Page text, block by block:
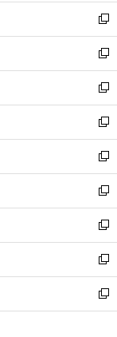
く
で
開
く
ン
ド
ウ
で
開
く
し
い
ウ
ィ
ン
ド
ウ
で
開
く
新
し
い
ウ
ィ
ン
ド
ウ
で
開
く
新
し
い
ウ
ィ
ン
ド
ウ
で
開
く
新
し
い
ウ
ィ
ン
ド
ウ
で
開
く
新
し
い
ウ
ィ
ン
ド
ウ
で
開
く
新
し
い
ウ
ィ
ン
ド
ウ
で
開
新
し
い
ウ
ィ
ン
ド
ウ
新
し
い
ウ
ィ
ン
新
し
い
ウ
新
し